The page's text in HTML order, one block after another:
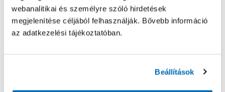
webanalitikai és személyre szóló hirdetések
megjelenítése céljából felhasználják. Bővebb információ
az adatkezelési tájékoztatóban.
Beállítások